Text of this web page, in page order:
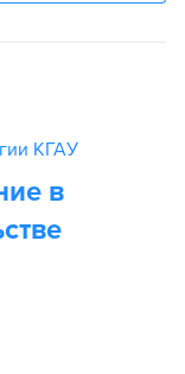
КГАУ
в